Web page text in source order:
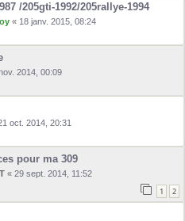
/205gti-1992/205rallye-1994
« 18 janv. 2015, 08:24
2014, 00:09
oct. 2014, 20:31
pour ma 309
« 29 sept. 2014, 11:52
1 2